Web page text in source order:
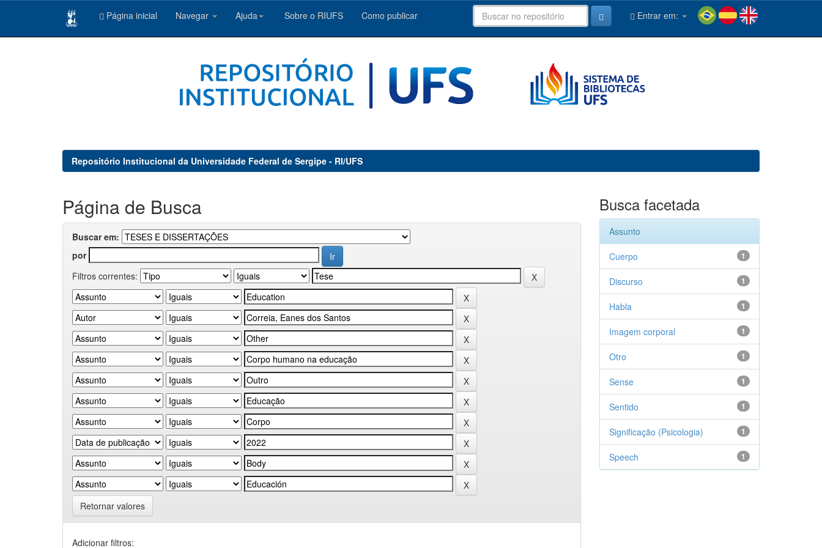
Página inicial Navegar Ajuda Sobre o RIUFS Como publicar Entrar em:
Repositório Institucional da Universidade Federal de Sergipe - RI/UFS
Página de Busca
Buscar em:
por
Filtros correntes:
Retornar valores
Adicionar filtros:
Busca facetada
Assunto
1
Cuerpo
1
Discurso
1
Habla
1
Imagem corporal
1
Otro
1
Sense
1
Sentido
1
Significação (Psicologia)
1
Speech